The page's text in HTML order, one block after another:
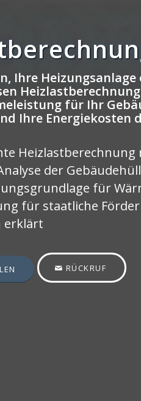
Ihre
für Ihr
Ihre Energiekosten
Heizlastberechnung
der
für
für staatliche
erklärt
RÜCKRUF